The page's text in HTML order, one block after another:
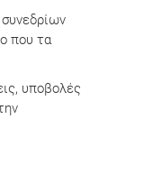
που τα
υποβολές